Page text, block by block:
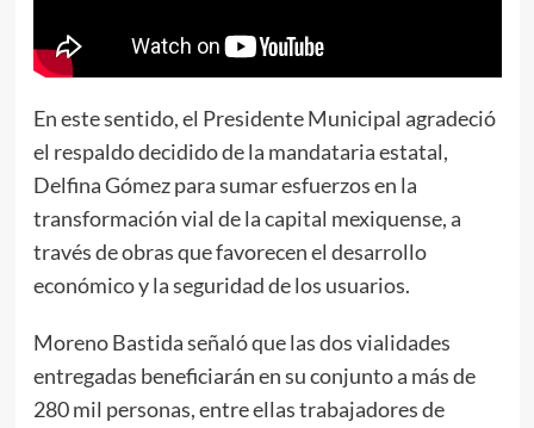
En este sentido, el Presidente Municipal agradeció
el respaldo decidido de la mandataria estatal,
Delfina Gómez para sumar esfuerzos en la
transformación vial de la capital mexiquense, a
través de obras que favorecen el desarrollo
económico y la seguridad de los usuarios.
Moreno Bastida señaló que las dos vialidades
entregadas beneficiarán en su conjunto a más de
280 mil personas, entre ellas trabajadores de